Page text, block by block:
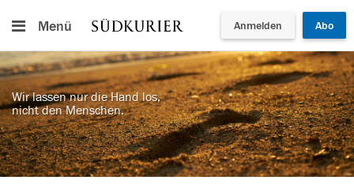
Menü Anmelden Abo
Wir lassen nur die Hand los,
nicht den Menschen.